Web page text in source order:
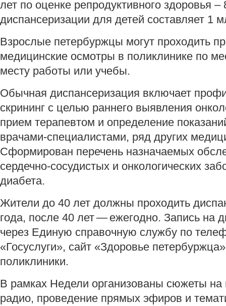
лет по оценке репродуктивного здоровья
диспансеризации для детей составляет 1
Взрослые петербуржцы могут проходить
медицинские осмотры в поликлинике по
месту работы или учебы.
Обычная диспансеризация включает
скрининг с целью раннего выявления
прием терапевтом и определение
врачами-специалистами, ряд других
Сформирован перечень назначаемых
сердечно-сосудистых и онкологических
диабета.
Жители до 40 лет должны проходить
года, после 40 лет — ежегодно. Запись на
через Единую справочную службу по
«Госуслуги», сайт «Здоровье
поликлиники.
В рамках Недели организованы сюжеты на
радио, проведение прямых эфиров и